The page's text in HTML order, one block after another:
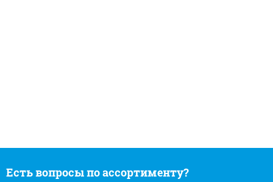
Есть вопросы по ассортименту?